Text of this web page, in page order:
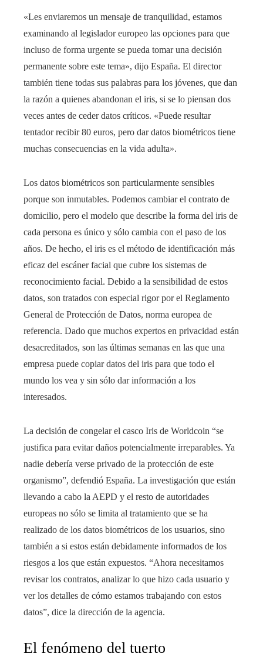
«Les enviaremos un mensaje de tranquilidad, estamos
examinando al legislador europeo las opciones para que
incluso de forma urgente se pueda tomar una decisión
permanente sobre este tema», dijo España. El director
también tiene todas sus palabras para los jóvenes, que dan
la razón a quienes abandonan el iris, si se lo piensan dos
veces antes de ceder datos críticos. «Puede resultar
tentador recibir 80 euros, pero dar datos biométricos tiene
muchas consecuencias en la vida adulta».
Los datos biométricos son particularmente sensibles
porque son inmutables. Podemos cambiar el contrato de
domicilio, pero el modelo que describe la forma del iris de
cada persona es único y sólo cambia con el paso de los
años. De hecho, el iris es el método de identificación más
eficaz del escáner facial que cubre los sistemas de
reconocimiento facial. Debido a la sensibilidad de estos
datos, son tratados con especial rigor por el Reglamento
General de Protección de Datos, norma europea de
referencia. Dado que muchos expertos en privacidad están
desacreditados, son las últimas semanas en las que una
empresa puede copiar datos del iris para que todo el
mundo los vea y sin sólo dar información a los
interesados.
La decisión de congelar el casco Iris de Worldcoin “se
justifica para evitar daños potencialmente irreparables. Ya
nadie debería verse privado de la protección de este
organismo”, defendió España. La investigación que están
llevando a cabo la AEPD y el resto de autoridades
europeas no sólo se limita al tratamiento que se ha
realizado de los datos biométricos de los usuarios, sino
también a si estos están debidamente informados de los
riesgos a los que están expuestos. “Ahora necesitamos
revisar los contratos, analizar lo que hizo cada usuario y
ver los detalles de cómo estamos trabajando con estos
datos”, dice la dirección de la agencia.
El fenómeno del tuerto